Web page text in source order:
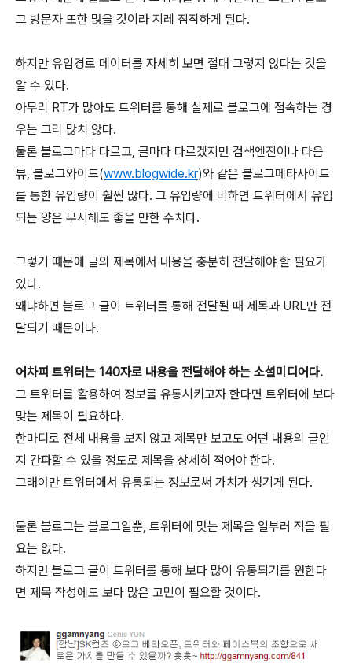
그 방문자 또한 많을 것이라 지레 짐작하게 된다.
하지만 유입경로 데이터를 자세히 보면 절대 그렇지 않다는 것을
알 수 있다.
아무리 RT가 많아도 트위터를 통해 실제로 블로그에 접속하는 경
우는 그리 많치 않다.
물론 블로그마다 다르고, 글마다 다르겠지만 검색엔진이나 다음
뷰, 블로그와이드(www.blogwide.kr)와 같은 블로그메타사이트
를 통한 유입량이 훨씬 많다. 그 유입량에 비하면 트위터에서 유입
되는 양은 무시해도 좋을 만한 수치다.
그렇기 때문에 글의 제목에서 내용을 충분히 전달해야 할 필요가
있다.
왜냐하면 블로그 글이 트위터를 통해 전달될 때 제목과 URL만 전
달되기 때문이다.
어차피 트위터는 140자로 내용을 전달해야 하는 소셜미디어다.
그 트위터를 활용하여 정보를 유통시키고자 한다면 트위터에 보다
맞는 제목이 필요하다.
한마디로 전체 내용을 보지 않고 제목만 보고도 어떤 내용의 글인
지 간파할 수 있을 정도로 제목을 상세히 적어야 한다.
그래야만 트위터에서 유통되는 정보로써 가치가 생기게 된다.
물론 블로그는 블로그일뿐, 트위터에 맞는 제목을 일부러 적을 필
요는 없다.
하지만 블로그 글이 트위터를 통해 보다 많이 유통되기를 원한다
면 제목 작성에도 보다 많은 고민이 필요할 것이다.